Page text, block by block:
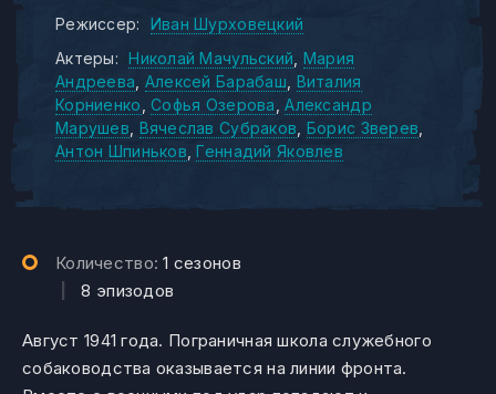
Режиссер:
Иван Шурховецкий
Актеры:
Николай Мачульский Мария
Андреева Алексей Барабаш Виталия
Корниенко Софья Озерова
Александр
Марушев Вячеслав Субраков Борис Зверев
Антон Шпиньков Геннадий Яковлев
Количество:1 сезонов
|8 эпизодов
Август 1941 года. Пограничная школа служебного
собаководства оказывается на линии фронта.